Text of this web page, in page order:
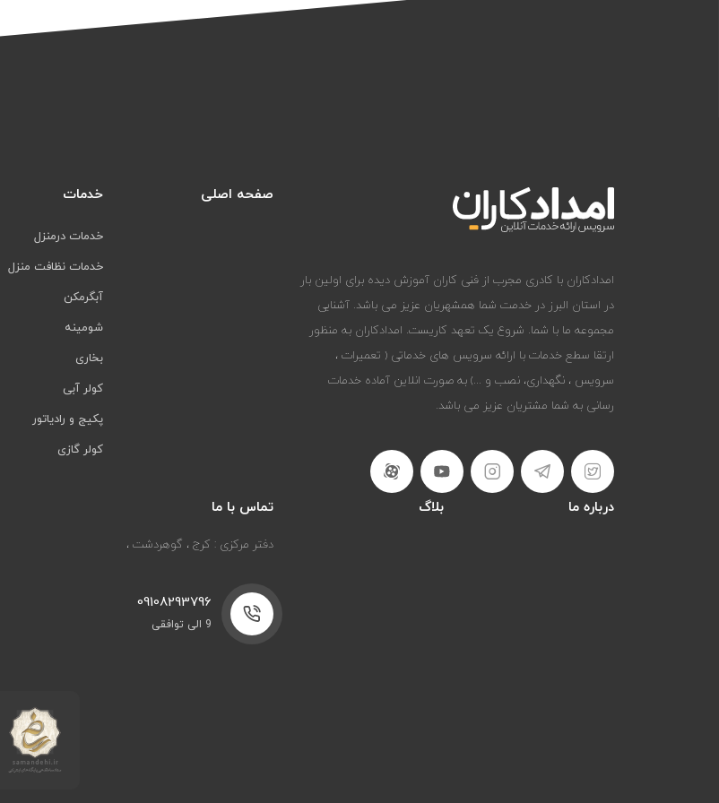
امدادکاران با کادری مجرب از فنی کاران آموزش دیده برای اولین بار
در استان البرز در خدمت شما همشهریان عزیز می باشد. آشنایی
مجموعه ما با شما. شروع یک تعهد کاریست. امدادکاران به منظور
ارتقا سطع خدمات با ارائه سرویس های خدماتی ( تعمیرات ،
سرویس ، نگهداری، نصب و ...) به صورت انلاین آماده خدمات
رسانی به شما مشتریان عزیز می باشد.
صفحه اصلی خدمات
خدمات درمنزل
خدمات نظافت منزل
آبگرمکن
شومینه
بخاری
کولر آبی
پکیج و رادیاتور
کولر گازی
درباره ما بلاگ تماس با ما
دفتر مرکزی : کرج ، گوهردشت ،
09108293796
9 الی توافقی